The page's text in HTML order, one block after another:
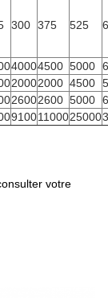
300 375 525
40004500 5000
20002000 4500
26002600 5000
91001100025000
votre